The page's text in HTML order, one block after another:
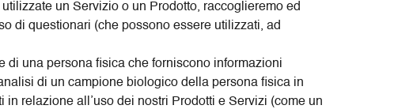
un Servizio o un Prodotto, raccoglieremo ed
di questionari (che possono essere utilizzati, ad
di una persona fisica che forniscono informazioni
di un campione biologico della persona fisica in
relazione all’uso dei nostri Prodotti e Servizi (come un